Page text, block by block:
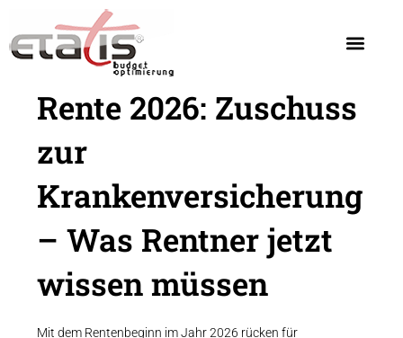
Rente 2026: Zuschuss
zur
Krankenversicherung
– Was Rentner jetzt
wissen müssen
Mit dem Rentenbeginn im Jahr 2026 rücken für